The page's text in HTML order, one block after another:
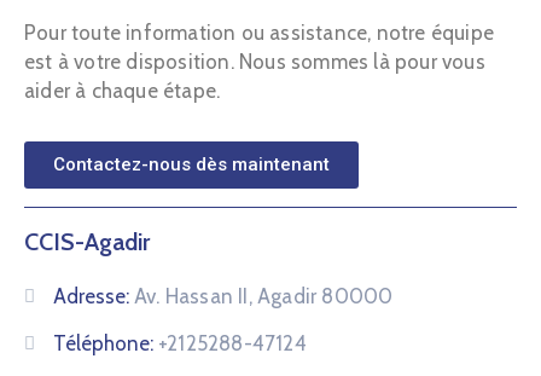
Pour toute information ou assistance, notre équipe
est à votre disposition. Nous sommes là pour vous
aider à chaque étape.
Contactez-nous dès maintenant
CCIS-Agadir
Adresse: Av. Hassan II, Agadir 80000
Téléphone: +2125288-47124